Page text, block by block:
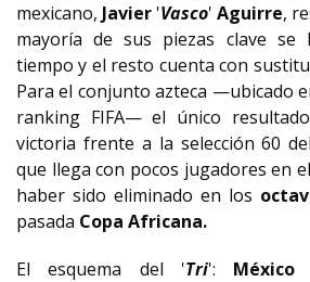
mexicano, Javier 'Vasco' Aguirre,
mayoría de sus piezas clave se
tiempo y el resto cuenta con
Para el conjunto azteca —ubicado
ranking FIFA— el único
victoria frente a la selección 60
que llega con pocos jugadores en
haber sido eliminado en los
pasada Copa Africana.
El esquema del 'Tri': México